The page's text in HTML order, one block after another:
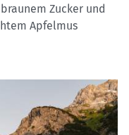
Zucker und
Apfelmus